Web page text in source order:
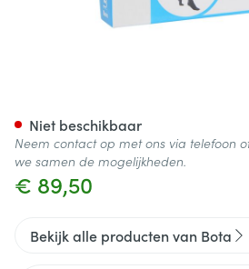
€ 89,50
Niet beschikbaar
Neem contact op met ons via telefoon
we samen de mogelijkheden.
Bekijk alle producten van Bota